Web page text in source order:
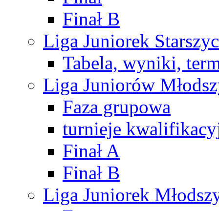
Finał B
Liga Juniorek
Tabela, wyniki,
Liga Juniorów
Faza grupowa
turnieje
Finał A
Finał B
Liga Juniorek